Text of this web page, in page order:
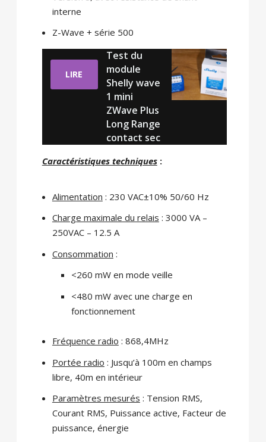
interne
Z-Wave + série 500
LIRE
Test du
module
Shelly wave
1 mini
ZWave Plus
Long Range
contact sec
Caractéristiques techniques:
Alimentation : 230 VAC±10% 50/60 Hz
Charge maximale du relais : 3000 VA –
250VAC – 12.5 A
Consommation :
<260 mW en mode veille
<480 mW avec une charge en
fonctionnement
Fréquence radio : 868,4MHz
Portée radio : Jusqu’à 100m en champs
libre, 40m en intérieur
Paramètres mesurés : Tension RMS,
Courant RMS, Puissance active, Facteur de
puissance, énergie